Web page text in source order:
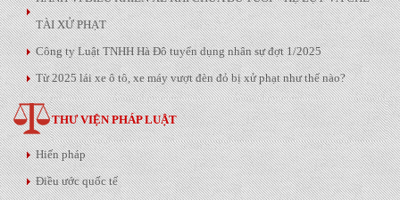
TÀI XỬ PHẠT
Công ty Luật TNHH Hà Đô tuyển dụng nhân sự đợt 1/2025
Từ 2025 lái xe ô tô, xe máy vượt đèn đỏ bị xử phạt như thế nào?
THƯ VIỆN PHÁP LUẬT
Hiến pháp
Điều ước quốc tế